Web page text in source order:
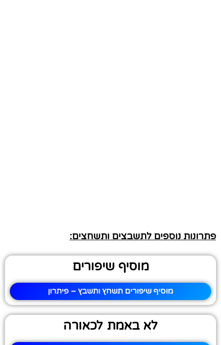
פתרונות נוספים לתשבצים ותשחצים:
מוסיף שיפורים
מוסיף שיפורים תשחץ ותשבץ – פיתרון
לא באמת לכאורה